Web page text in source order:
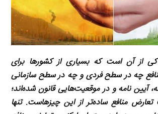
از آن است که بسیاری از کشورها برای
چه در سطح فردی و چه در سطح سازمانی
آیین نامه و در موقعیت‌هایی قانون شده‌اند؛
منافع ساده‌تر از این چیزهاست. تنها